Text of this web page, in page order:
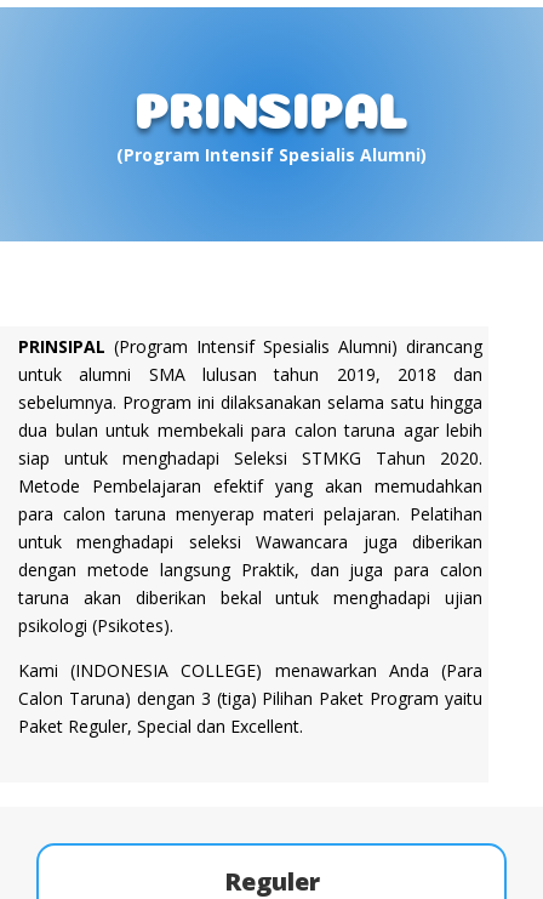
PRINSIPAL
(Program Intensif Spesialis Alumni)
PRINSIPAL (Program Intensif Spesialis Alumni) dirancang
untuk alumni SMA lulusan tahun 2019, 2018 dan
sebelumnya. Program ini dilaksanakan selama satu hingga
dua bulan untuk membekali para calon taruna agar lebih
siap untuk menghadapi Seleksi STMKG Tahun 2020.
Metode Pembelajaran efektif yang akan memudahkan
para calon taruna menyerap materi pelajaran. Pelatihan
untuk menghadapi seleksi Wawancara juga diberikan
dengan metode langsung Praktik, dan juga para calon
taruna akan diberikan bekal untuk menghadapi ujian
psikologi (Psikotes).
Kami (INDONESIA COLLEGE) menawarkan Anda (Para
Calon Taruna) dengan 3 (tiga) Pilihan Paket Program yaitu
Paket Reguler, Special dan Excellent.
Reguler